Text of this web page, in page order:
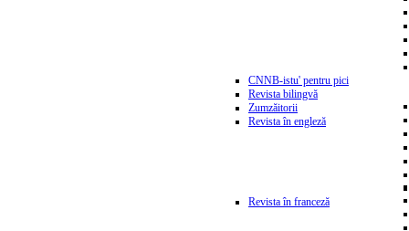
CNNB-istu' pentru pici
Revista bilingvă
Zumzăitorii
Revista în engleză
Revista în franceză